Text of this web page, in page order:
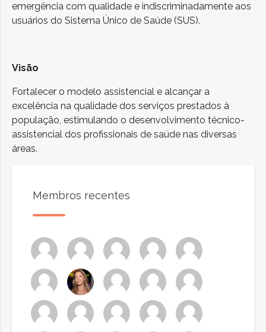
emergência com qualidade e indiscriminadamente aos
usuários do Sistema Único de Saúde (SUS).
Visão
Fortalecer o modelo assistencial e alcançar a
excelência na qualidade dos serviços prestados à
população, estimulando o desenvolvimento técnico-
assistencial dos profissionais de saúde nas diversas
áreas.
Membros recentes